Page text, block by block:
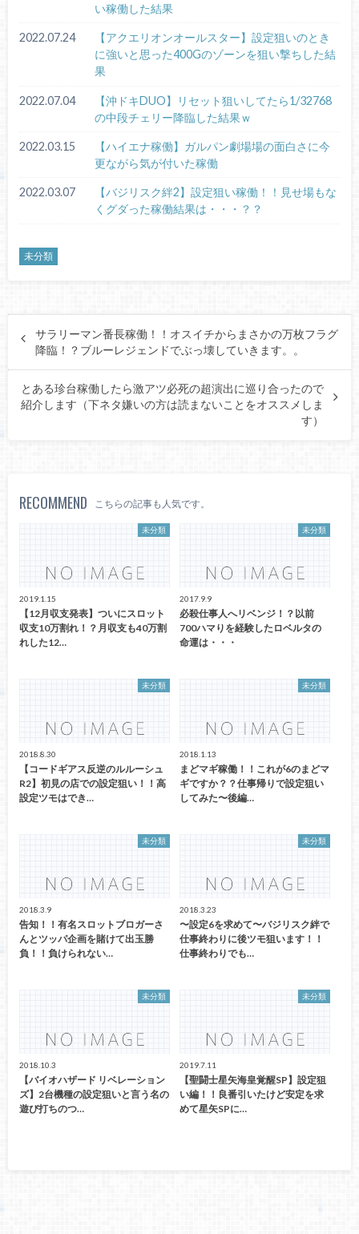
い稼働した結果
2022.07.24
【アクエリオンオールスター】設定狙いのとき
に強いと思った400Gのゾーンを狙い撃ちした結
果
2022.07.04
【沖ドキDUO】リセット狙いしてたら1/32768
の中段チェリー降臨した結果ｗ
2022.03.15
【ハイエナ稼働】ガルパン劇場場の面白さに今
更ながら気が付いた稼働
2022.03.07
【バジリスク絆2】設定狙い稼働！！見せ場もな
くグダった稼働結果は・・・？？
未分類
サラリーマン番長稼働！！オスイチからまさかの万枚フラグ
降臨！？ブルーレジェンドでぶっ壊していきます。。
とある珍台稼働したら激アツ必死の超演出に巡り合ったので
紹介します（下ネタ嫌いの方は読まないことをオススメしま
す）
RECOMMEND こちらの記事も人気です。
未分類
2019.1.15
【12月収支発表】ついにスロット
収支10万割れ！？月収支も40万割
れした12…
未分類
2017.9.9
必殺仕事人へリベンジ！？以前
700ハマりを経験したロベルタの
命運は・・・
未分類
2018.8.30
【コードギアス反逆のルルーシュ
R2】初見の店での設定狙い！！高
設定ツモはでき…
未分類
2018.1.13
まどマギ稼働！！これが6のまどマ
ギですか？？仕事帰りで設定狙い
してみた〜後編…
未分類
2018.3.9
告知！！有名スロットブロガーさ
んとツッパ企画を賭けて出玉勝
負！！負けられない…
未分類
2018.3.23
〜設定6を求めて〜バジリスク絆で
仕事終わりに後ツモ狙います！！
仕事終わりでも…
未分類
2018.10.3
【バイオハザード リベレーション
ズ】2台機種の設定狙いと言う名の
遊び打ちのつ…
未分類
2019.7.11
【聖闘士星矢海皇覚醒SP】設定狙
い編！！良番引いたけど安定を求
めて星矢SPに…